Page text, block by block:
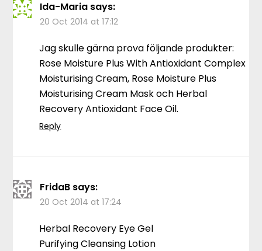
Ida-Maria says:
20 Oct 2014 at 17:12
Jag skulle gärna prova följande produkter:
Rose Moisture Plus With Antioxidant Complex
Moisturising Cream, Rose Moisture Plus
Moisturising Cream Mask och Herbal
Recovery Antioxidant Face Oil.
Reply
FridaB says:
20 Oct 2014 at 17:24
Herbal Recovery Eye Gel
Purifying Cleansing Lotion